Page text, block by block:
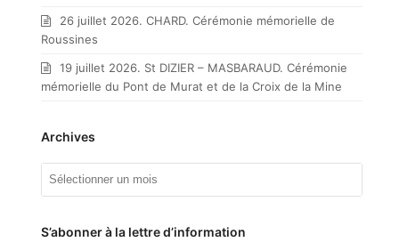
26 juillet 2026. CHARD. Cérémonie mémorielle de
Roussines
19 juillet 2026. St DIZIER – MASBARAUD. Cérémonie
mémorielle du Pont de Murat et de la Croix de la Mine
Archives
S’abonner à la lettre d’information